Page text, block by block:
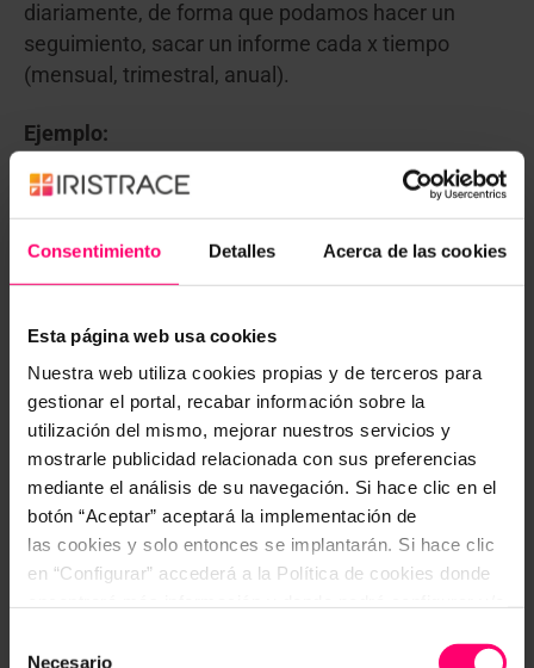
Consentimiento Detalles Acerca de las cookies
Esta página web usa cookies
Nuestra web utiliza cookies propias y de terceros para
gestionar el portal, recabar información sobre la
utilización del mismo, mejorar nuestros servicios y
mostrarle publicidad relacionada con sus preferencias
mediante el análisis de su navegación. Si hace clic en el
botón “Aceptar” aceptará la implementación de
las cookies y solo entonces se implantarán. Si hace clic
en “Configurar” accederá a la Política de cookies donde
activo hasta que ejecute alguna de estas dos opciones:
Necesario
diariamente, de forma que podamos hacer un
seguimiento, sacar un informe cada x tiempo
(mensual, trimestral, anual).
Ejemplo:
Día 01/10/2024: Tarea 1, Subtarea 1: 30 min.
Día 01/10/2024: Tarea 1, Subtarea 2: 15 min.
Trabajo por bloques de tareas
Introducción
Cada vez estamos más inmersos en una sociedad
que busca la productividad, la eficiencia, etc.. y
erróneamente creemos que somos capaces de
hacer varias cosas a la vez (“multitasking o
Y lo que no nos damos cuenta, es que eso implica